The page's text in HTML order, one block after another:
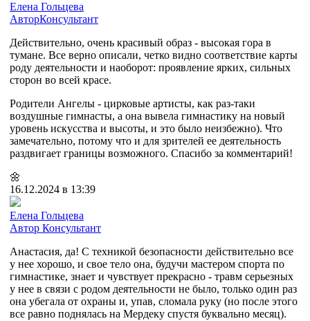
Елена Гольцева
АвторКонсультант
Действительно, очень красивый образ - высокая гора в
тумане. Все верно описали, четко видно соответствие карты
роду деятельности и наоборот: проявление ярких, сильных
сторон во всей красе.
Родители Ангелы - цирковые артисты, как раз-таки
воздушные гимнасты, а она вывела гимнастику на новый
уровень искусства и высоты, и это было неизбежно). Что
замечательно, потому что и для зрителей ее деятельность
раздвигает границы возможного. Спасибо за комментарий!
🌼
16.12.2024 в 13:39
Елена Гольцева
Автор Консультант
Анастасия, да! С техникой безопасности действительно все
у нее хорошо, и свое тело она, будучи мастером спорта по
гимнастике, знает и чувствует прекрасно - травм серьезных
у нее в связи с родом деятельности не было, только один раз
она убегала от охраны и, упав, сломала руку (но после этого
все равно поднялась на Мердеку спустя буквально месяц).